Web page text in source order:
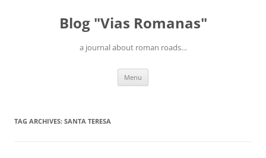
Blog "Vias Romanas"
a journal about roman roads…
Menu
TAG ARCHIVES: SANTA TERESA